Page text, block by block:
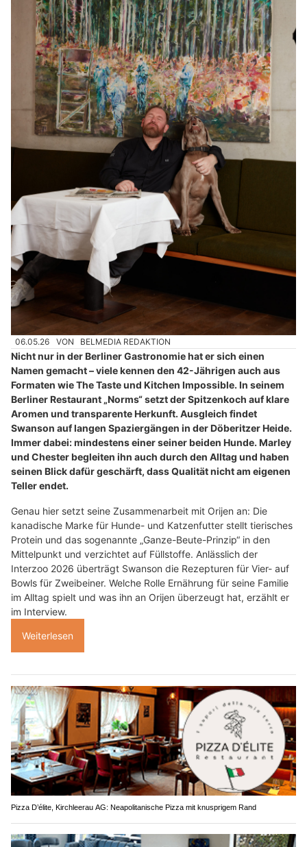
06.05.26 VON BELMEDIA REDAKTION
Nicht nur in der Berliner Gastronomie hat er sich einen
Namen gemacht – viele kennen den 42-Jährigen auch aus
Formaten wie The Taste und Kitchen Impossible. In seinem
Berliner Restaurant „Norms“ setzt der Spitzenkoch auf klare
Aromen und transparente Herkunft. Ausgleich findet
Swanson auf langen Spaziergängen in der Döberitzer Heide.
Immer dabei: mindestens einer seiner beiden Hunde. Marley
und Chester begleiten ihn auch durch den Alltag und haben
seinen Blick dafür geschärft, dass Qualität nicht am eigenen
Teller endet.
Genau hier setzt seine Zusammenarbeit mit Orijen an: Die
kanadische Marke für Hunde- und Katzenfutter stellt tierisches
Protein und das sogenannte „Ganze-Beute-Prinzip“ in den
Mittelpunkt und verzichtet auf Füllstoffe. Anlässlich der
Interzoo 2026 überträgt Swanson die Rezepturen für Vier- auf
Bowls für Zweibeiner. Welche Rolle Ernährung für seine Familie
im Alltag spielt und was ihn an Orijen überzeugt hat, erzählt er
im Interview.
Weiterlesen
Pizza D’élite, Kirchleerau AG: Neapolitanische Pizza mit knusprigem Rand